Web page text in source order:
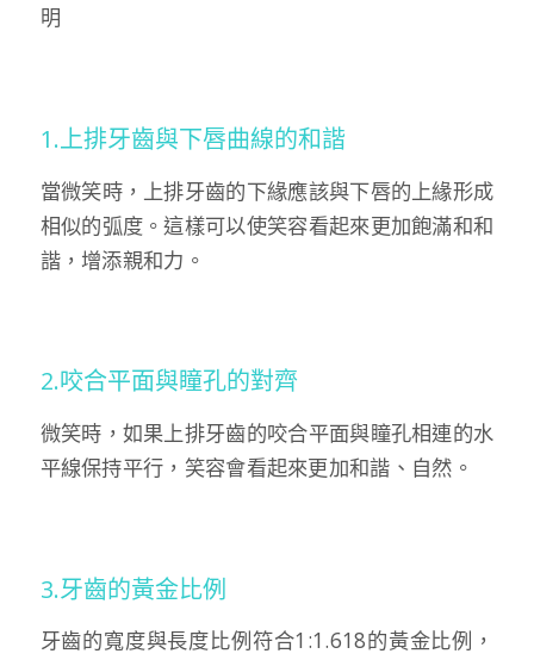
明
1.上排牙齒與下唇曲線的和諧
當微笑時，上排牙齒的下緣應該與下唇的上緣形成
相似的弧度。這樣可以使笑容看起來更加飽滿和和
諧，增添親和力。
2.咬合平面與瞳孔的對齊
微笑時，如果上排牙齒的咬合平面與瞳孔相連的水
平線保持平行，笑容會看起來更加和諧、自然。
3.牙齒的黃金比例
牙齒的寬度與長度比例符合1:1.618的黃金比例，